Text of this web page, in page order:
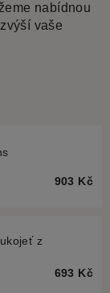
nabídnou
vaše